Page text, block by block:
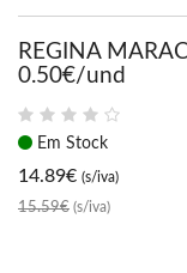
REGINA
0.50€/und
Em Stock
14.89€ (s/iva)
15.59€ (s/iva)